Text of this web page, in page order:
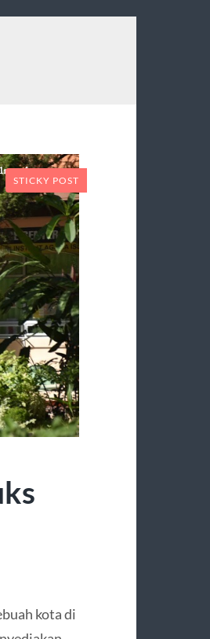
STICKY POST
kota di